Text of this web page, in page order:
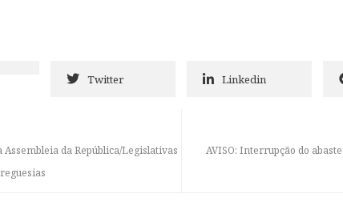
Twitter Linkedin
Assembleia da República/Legislativas
AVISO: Interrupção do